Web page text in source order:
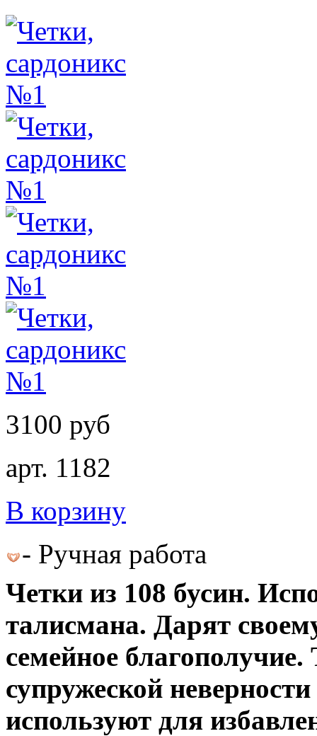
3100 руб
арт. 1182
В корзину
- Ручная работа
Четки из 108 бусин.
талисмана. Дарят
семейное
супружеской
используют для